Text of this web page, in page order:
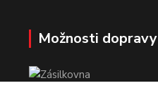
Možnosti dopravy